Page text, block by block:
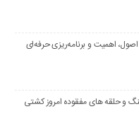
اهمیت و برنامه‌ریزی حرفه‌ای
و حلقه های مفقوده امروز کشتی